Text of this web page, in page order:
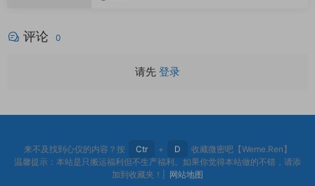
评论 0
请先 登录
来不及找到心仪的内容？按 Ctr + D
收藏微密吧【Weme.Ren】
温馨提示：本站是只搬运福利但不生产福利。如果你觉得本站做的不错，请添
加到收藏夹！| 网站地图